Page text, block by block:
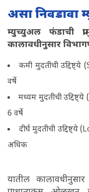
असा निवडावा
म्युच्युअल फंडाची
कालावधीनुसार
कमी मुदतीची
वर्षे
मध्यम मुदतीची
6 वर्षे
दीर्घ मुदतीची
अधिक
यातील